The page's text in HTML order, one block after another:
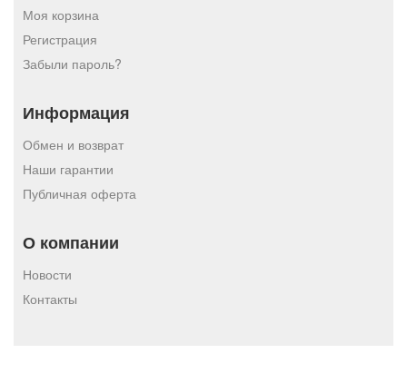
Моя корзина
Регистрация
Забыли пароль?
Информация
Обмен и возврат
Наши гарантии
Публичная оферта
О компании
Новости
Контакты